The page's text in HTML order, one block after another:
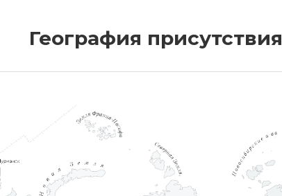
География присутствия